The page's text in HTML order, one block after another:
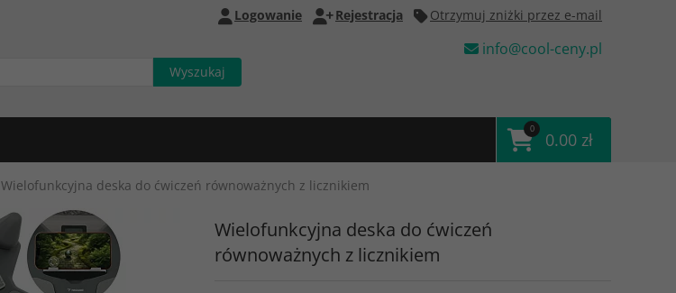
Logowanie Rejestracja Otrzymuj zniżki przez e-mail
info@cool-ceny.pl
0
0.00 zł
Wielofunkcyjna deska do ćwiczeń równoważnych z licznikiem
Wielofunkcyjna deska do ćwiczeń
równoważnych z licznikiem